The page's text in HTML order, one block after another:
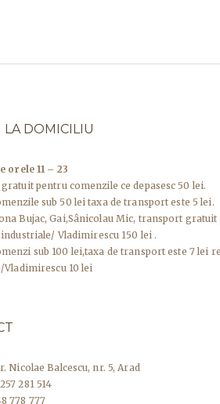
LA DOMICILIU
orele 11 – 23
pentru comenzile ce depasesc 50 lei.
sub 50 lei taxa de transport este 5 lei.
Bujac, Gai,Sânicolau Mic, transport gratuit
Vladimirescu 150 lei .
sub 100 lei,taxa de transport este 7 lei
Vladimirescu 10 lei
Nicolae Balcescu, nr. 5, Arad
281 514
778 777